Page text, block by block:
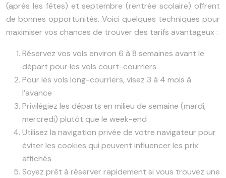
(après les fêtes) et septembre (rentrée scolaire) offrent
de bonnes opportunités. Voici quelques techniques pour
maximiser vos chances de trouver des tarifs avantageux :
Réservez vos vols environ 6 à 8 semaines avant le
départ pour les vols court-courriers
Pour les vols long-courriers, visez 3 à 4 mois à
l’avance
Privilégiez les départs en milieu de semaine (mardi,
mercredi) plutôt que le week-end
Utilisez la navigation privée de votre navigateur pour
éviter les cookies qui peuvent influencer les prix
affichés
Soyez prêt à réserver rapidement si vous trouvez une